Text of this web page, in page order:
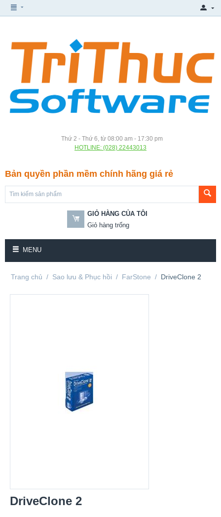
Thứ 2 - Thứ 6, từ 08:00 am - 17:30 pm
HOTLINE: (028) 22443013
Bản quyền phần mềm chính hãng giá rẻ
GIỎ HÀNG CỦA TÔI
Giỏ hàng trống
MENU
Trang chủ / Sao lưu & Phục hồi / FarStone / DriveClone 2
DriveClone 2